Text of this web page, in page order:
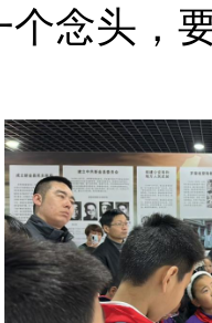
个念头，